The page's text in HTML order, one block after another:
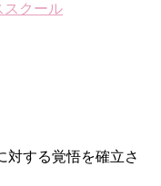
スクール
対する覚悟を確立さ